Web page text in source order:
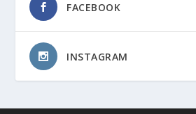
FACEBOOK
INSTAGRAM